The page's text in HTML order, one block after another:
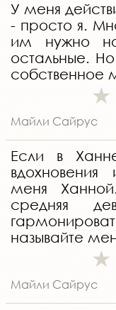
У меня
- просто я.
им нужно
остальные.
собственное
Майли Сайрус
Если в
вдохновения
меня
средняя
называйте
Майли Сайрус